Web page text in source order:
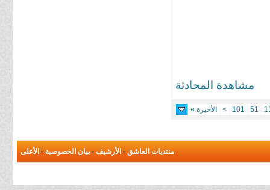
مشاهدة المحادثة
51
101
> الأخيرة »
منتديات العاشق - الأرشيف - بيان الخصوصية - الأعلى